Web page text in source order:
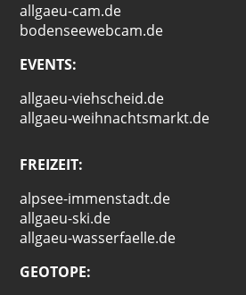
allgaeu-cam.de
bodenseewebcam.de
EVENTS:
allgaeu-viehscheid.de
allgaeu-weihnachtsmarkt.de
FREIZEIT:
alpsee-immenstadt.de
allgaeu-ski.de
allgaeu-wasserfaelle.de
GEOTOPE: